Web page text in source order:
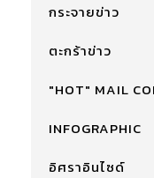
กระจายข่าว
ตะกร้าข่าว
"HOT" MAIL
INFOGRAPHIC
อิศราอินไซด์